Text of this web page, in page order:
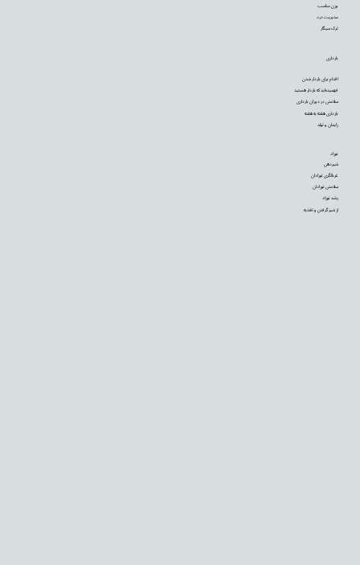
نوزاد
شیردهی
غربالگری نوزادان
سلامتی نوزادان
رشد نوزاد
از شیر گرفتن و تغذیه
بارداری
اقدام برای باردار شدن
فهمیده‌اید که باردار هستید
سلامتی در دوران بارداری
بارداری هفته به هفته
زایمان و تولد
وزن مناسب
مدیریت درد
ترک سیگار